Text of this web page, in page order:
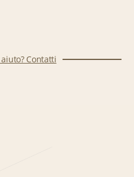
Contatti